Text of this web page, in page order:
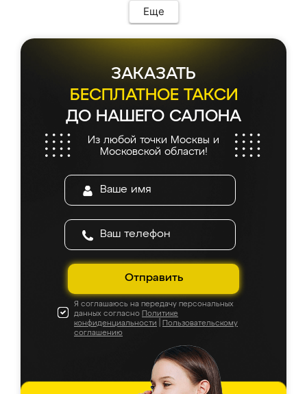
Еще
ЗАКАЗАТЬ
БЕСПЛАТНОЕ ТАКСИ
ДО НАШЕГО САЛОНА
Из любой точки Москвы и
Московской области!
Отправить
Я соглашаюсь на передачу персональных
данных согласно Политике
конфиденциальности
Пользовательскому
соглашению